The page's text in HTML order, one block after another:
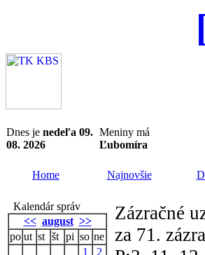
Dnes je nedeľa 09.
08. 2026
Meniny má
Ľubomíra
Home Najnovšie
Kalendár správ
<< august >>
po ut st št pi so ne
1
2
Zázračné
za 71.